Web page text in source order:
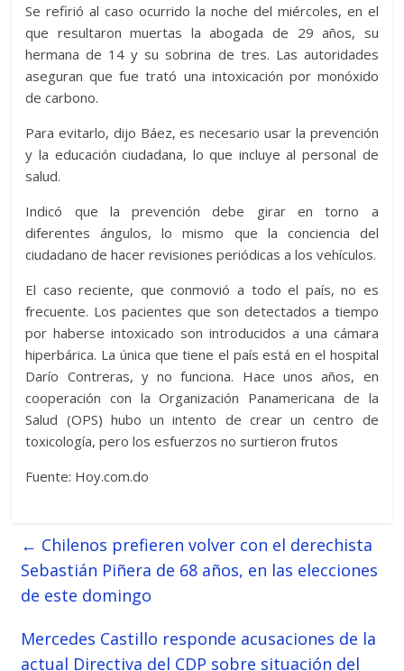
Se refirió al caso ocurrido la noche del miércoles, en el
que resultaron muertas la abogada de 29 años, su
hermana de 14 y su sobrina de tres. Las autoridades
aseguran que fue trató una intoxicación por monóxido
de carbono.
Para evitarlo, dijo Báez, es necesario usar la prevención
y la educación ciudadana, lo que incluye al personal de
salud.
Indicó que la prevención debe girar en torno a
diferentes ángulos, lo mismo que la conciencia del
ciudadano de hacer revisiones periódicas a los vehículos.
El caso reciente, que conmovió a todo el país, no es
frecuente. Los pacientes que son detectados a tiempo
por haberse intoxicado son introducidos a una cámara
hiperbárica. La única que tiene el país está en el hospital
Darío Contreras, y no funciona. Hace unos años, en
cooperación con la Organización Panamericana de la
Salud (OPS) hubo un intento de crear un centro de
toxicología, pero los esfuerzos no surtieron frutos
Fuente: Hoy.com.do
← Chilenos prefieren volver con el derechista
Sebastián Piñera de 68 años, en las elecciones
de este domingo
Mercedes Castillo responde acusaciones de la
actual Directiva del CDP sobre situación del